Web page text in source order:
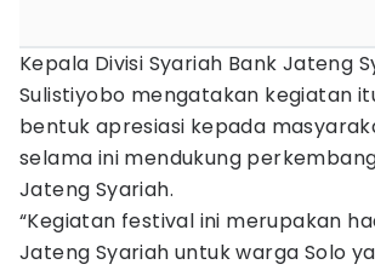
Kepala Divisi Syariah Bank Jateng
Sulistiyobo mengatakan kegiatan
bentuk apresiasi kepada
selama ini mendukung
Jateng Syariah.
“Kegiatan festival ini merupakan
Jateng Syariah untuk warga Solo